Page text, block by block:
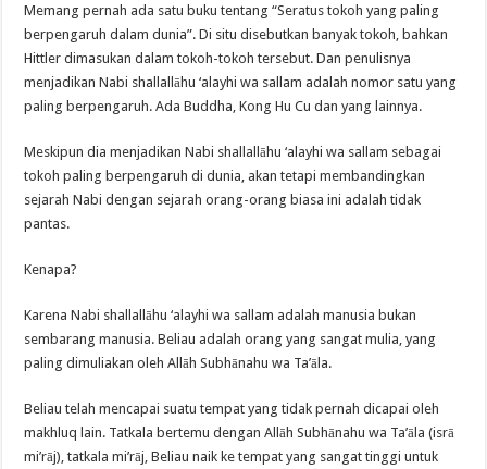
Memang pernah ada satu buku tentang “Seratus tokoh yang paling
berpengaruh dalam dunia”. Di situ disebutkan banyak tokoh, bahkan
Hittler dimasukan dalam tokoh-tokoh tersebut. Dan penulisnya
menjadikan Nabi shallallāhu ‘alayhi wa sallam adalah nomor satu yang
paling berpengaruh. Ada Buddha, Kong Hu Cu dan yang lainnya.
Meskipun dia menjadikan Nabi shallallāhu ‘alayhi wa sallam sebagai
tokoh paling berpengaruh di dunia, akan tetapi membandingkan
sejarah Nabi dengan sejarah orang-orang biasa ini adalah tidak
pantas.
Kenapa?
Karena Nabi shallallāhu ‘alayhi wa sallam adalah manusia bukan
sembarang manusia. Beliau adalah orang yang sangat mulia, yang
paling dimuliakan oleh Allāh Subhānahu wa Ta’āla.
Beliau telah mencapai suatu tempat yang tidak pernah dicapai oleh
makhluq lain. Tatkala bertemu dengan Allāh Subhānahu wa Ta’āla (isrā
mi’rāj), tatkala mi’rāj, Beliau naik ke tempat yang sangat tinggi untuk